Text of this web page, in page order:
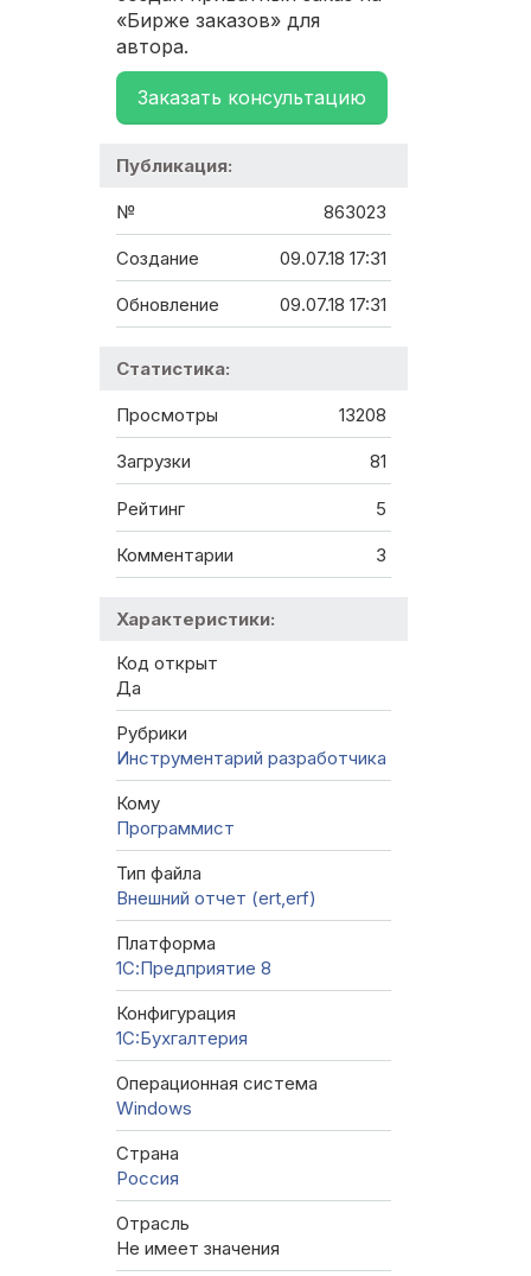
«Бирже заказов» для
автора.
Заказать консультацию
Публикация:
№ 863023
Создание 09.07.18 17:31
Обновление 09.07.18 17:31
Статистика:
Просмотры 13208
Загрузки 81
Рейтинг 5
Комментарии 3
Характеристики:
Код открыт
Да
Рубрики
Инструментарий разработчика
Кому
Программист
Тип файла
Внешний отчет (ert,erf)
Платформа
1С:Предприятие 8
Конфигурация
1C:Бухгалтерия
Операционная система
Windows
Страна
Россия
Отрасль
Не имеет значения